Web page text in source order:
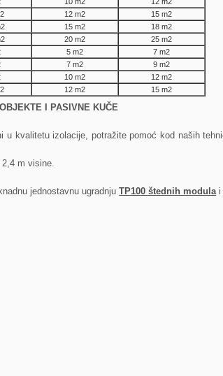
12 m2
15 m2
15 m2
18 m2
20 m2
25 m2
5 m2
7 m2
7 m2
9 m2
10 m2
12 m2
12 m2 15 m2
I PASIVNE KUČE
u kvalitetu izolacije, potražite pomoć kod naših
m visine.
jednostavnu ugradnju TP100 štednih modula i